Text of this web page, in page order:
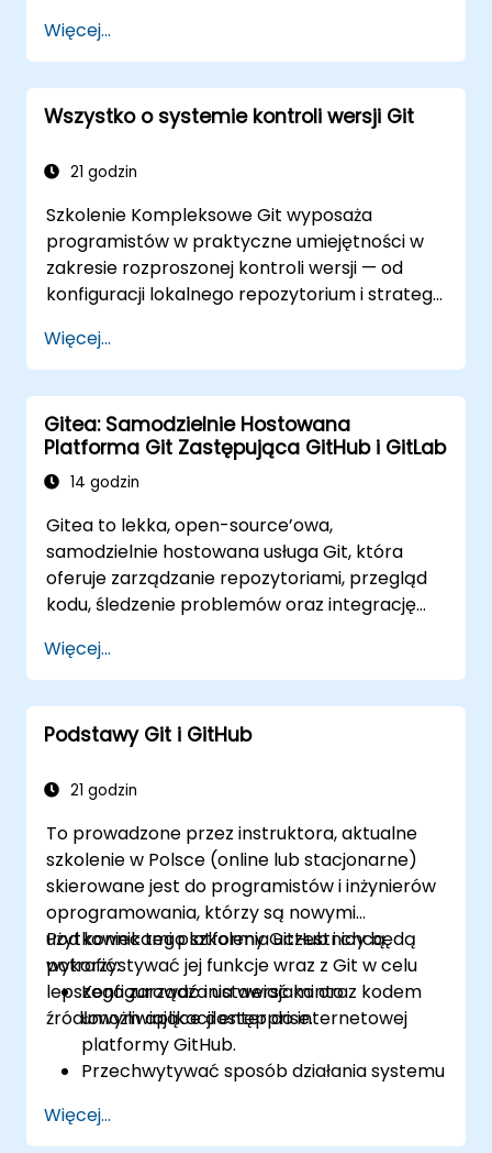
praktyki w rzeczywistych scenariuszach.
Korzystać z graficznych klientów
(SourceTree i GitKraken) do zarządzania
Git.
zarówno z poziomu konsoli, jak i
Pracować z Git w Azure DevOps w celu
integracji repozytoriów i kontroli wersji.
Więcej...
Wszystko o systemie kontroli wersji Git
21 godzin
Szkolenie Kompleksowe Git wyposaża
programistów w praktyczne umiejętności w
zakresie rozproszonej kontroli wersji — od
konfiguracji lokalnego repozytorium i strategii
współpracę w zespołach. Program szkolenia
prowadzi uczestników przez narzędzia
użytkowe Git i ich dostosowywanie,
dostarczając praktycznej wiedzy do
zarządzania kontrolą źródła w złożonych
zespołach deweloperskich i ciągłych
Więcej...
Gitea: Samodzielnie Hostowana
Platforma Git Zastępująca GitHub i GitLab
14 godzin
Gitea to lekka, open-source’owa,
samodzielnie hostowana usługa Git, która
oferuje zarządzanie repozytoriami, przegląd
kodu, śledzenie problemów oraz integrację
alternatywą dla GitHub i GitLab.com dla
zespołów, które potrzebują pełnej kontroli
nad swoim kodem źródłowym bez warunków
usług stron trzecich lub ograniczeń
Więcej...
Podstawy Git i GitHub
21 godzin
To prowadzone przez instruktora, aktualne
szkolenie w Polsce (online lub stacjonarne)
skierowane jest do programistów i inżynierów
oprogramowania, którzy są nowymi
użytkownikami platformy GitHub i chcą
wykorzystywać jej funkcje wraz z Git w celu
lepszego zarządzania wersjami oraz kodem
źródłowym aplikacji enterprise.
Pod koniec tego szkolenia uczestnicy będą
potrafić:
Konfigurować i ustawiać konto
umożliwiające dostęp do internetowej
platformy GitHub.
Przechwytywać sposób działania systemu
podstaw GitHub.
Więcej...